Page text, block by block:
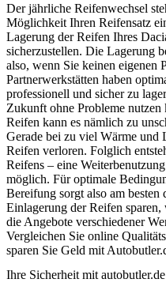
Der jährliche Reifenwechsel
Möglichkeit Ihren Reifensatz
Lagerung der Reifen Ihres
sicherzustellen. Die Lagerung
also, wenn Sie keinen eigenen
Partnerwerkstätten haben
professionell und sicher zu
Zukunft ohne Probleme
Reifen kann es nämlich zu
Gerade bei zu viel Wärme und
Reifen verloren. Folglich
Reifens – eine
möglich. Für optimale
Bereifung sorgt also am
Einlagerung der Reifen
die Angebote verschiedener
Vergleichen Sie online
sparen Sie Geld mit
Ihre Sicherheit mit autobutler.de